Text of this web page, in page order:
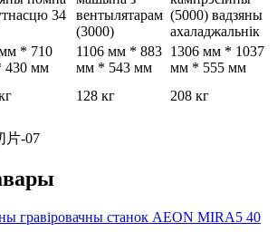
34
вентылятарам
(3000)
(5000) вадзяны
ахаладжальнік
* 710
430 мм
1106 мм * 883
мм * 543 мм
1306 мм * 1037
мм * 555 мм
128 кг 208 кг